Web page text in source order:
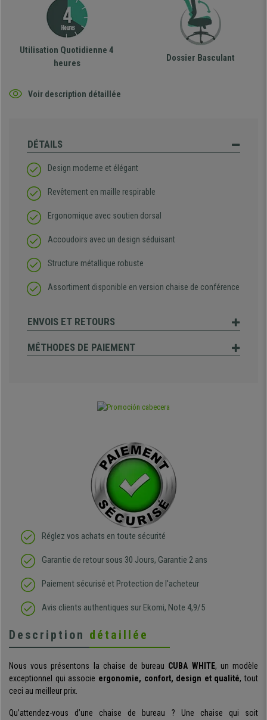
Utilisation Quotidienne 4
heures
Dossier Basculant
Voir description détaillée
DÉTAILS
Design moderne et élégant
Revêtement en maille respirable
Ergonomique avec soutien dorsal
Accoudoirs avec un design séduisant
Structure métallique robuste
Assortiment disponible en version chaise de conférence
ENVOIS ET RETOURS
MÉTHODES DE PAIEMENT
Réglez vos achats en toute sécurité
Garantie de retour sous 30 Jours, Garantie 2 ans
Paiement sécurisé et Protection de l'acheteur
Avis clients authentiques sur Ekomi, Note 4,9/5
Description détaillée
Nous vous présentons la chaise de bureau CUBA WHITE, un modèle
exceptionnel qui associe ergonomie, confort, design et qualité, tout
ceci au meilleur prix.
Qu’attendez-vous d’une chaise de bureau ? Une chaise qui soit